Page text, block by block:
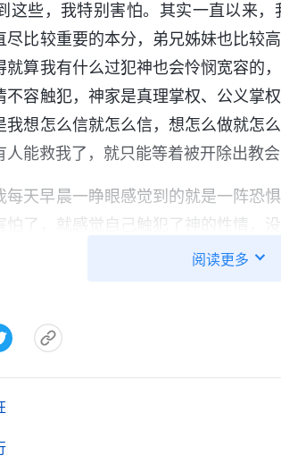
这些，我特别害怕。其实一直以来
尽比较重要的本分，弟兄姊妹也比较
算我有什么过犯神也会怜悯宽容的
不容触犯，神家是真理掌权、公义掌
我想怎么信就怎么信，想怎么做就怎
能救我了，就只能等着被开除出教会
每天早晨一睁眼感觉到的就是一阵恐
怕了，就感觉自己触犯了神的性情，
现在特别害怕，我从来没有想过自己
话语诗歌
的这个愿望、心志，我放弃就等于是
要・常常活在神面前才能与神有正常关系
阅读更多